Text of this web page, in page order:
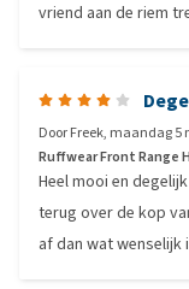
vriend aan de riem
DoorFreek, maandag 5
Ruffwear Front Range
Heel mooi en
terug over de kop
af dan wat wenselijk